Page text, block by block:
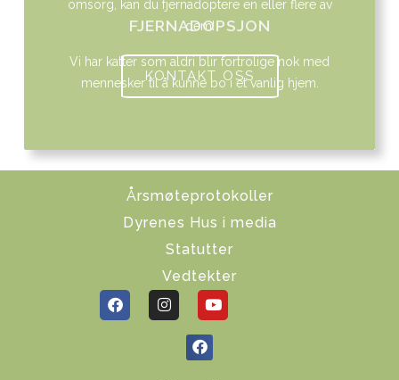
FJERNADOPSJON
Vi har katter som aldri blir fortrolige nok med
mennesker til å kunne bo i et vanlig hjem.
omsorg, kan du fjernadoptere en eller flere av
dem!
KONTAKT OSS
Årsmøteprotokoller
Dyrenes Hus i media
Statutter
Vedtekter